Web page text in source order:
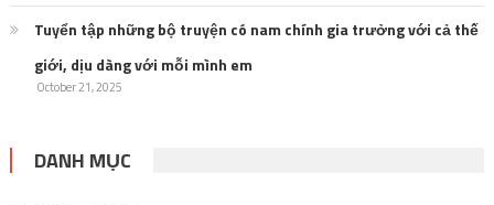
Tuyển tập những bộ truyện có nam chính gia trưởng với cả thế
giới, dịu dàng với mỗi mình em
October 21, 2025
DANH MỤC